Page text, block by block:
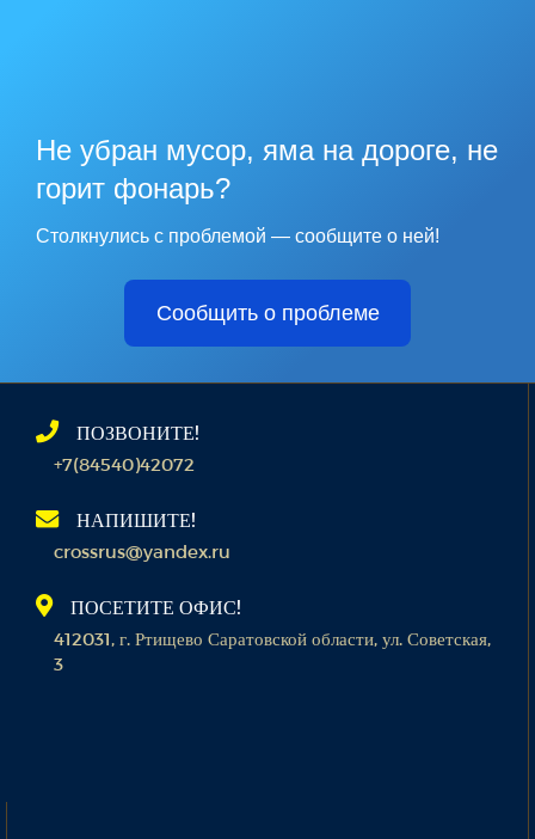
Не убран мусор, яма на дороге, не
горит фонарь?
Столкнулись с проблемой — сообщите о ней!
Сообщить о проблеме
ПОЗВОНИТЕ!
+7(84540)42072
НАПИШИТЕ!
crossrus@yandex.ru
ПОСЕТИТЕ ОФИС!
412031, г. Ртищево Саратовской области, ул. Советская,
3